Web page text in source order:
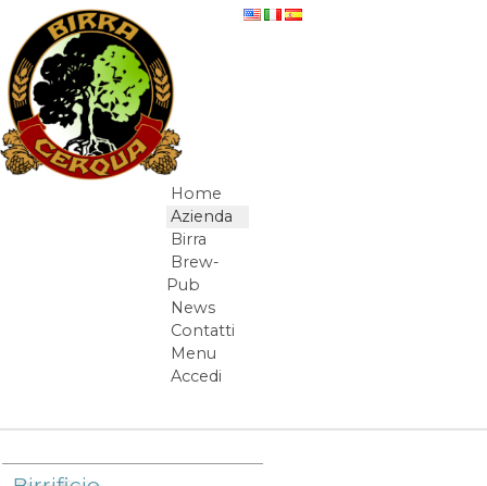
Salta al contenuto
La nostra filosofiaNavigazione
Home
Azienda
Birra
Brew-
Pub
News
Contatti
Menu
Accedi